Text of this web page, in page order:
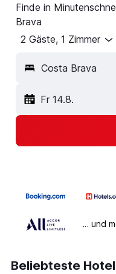
Finde in
Brava
2 Gäste, 1 Zimmer
Costa Brava
Fr 14.8.
… und
Beliebteste